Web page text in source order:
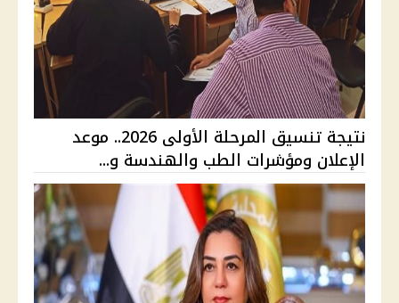
نتيجة تنسيق المرحلة الأولى 2026.. موعد
الإعلان ومؤشرات الطب والهندسة و...